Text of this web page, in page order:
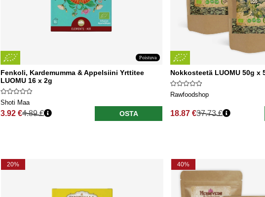
Poistuva
Fenkoli, Kardemumma & Appelsiini Yrttitee
LUOMU 16 x 2g
Shoti Maa
3.92 €
Normaali hinta
4.89 € OSTA
Nokkosteetä LUOMU 50g x
Rawfoodshop
18.87 €
Normaali hinta
37.73 €
20% 40%